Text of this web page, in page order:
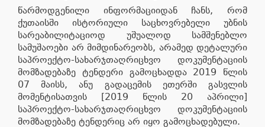
წარმოდგენილი ინფორმაციიდან ჩანს, რომ
ქუთაისში ისტორიული საცხოვრებელი უბნის
სარეაბილიტაციოდ უშუალოდ სამშენებლო
სამუშაოები არ მიმდინარეობს, არამედ დეტალური
საპროექტო-სახარჯთაღრიცხვო დოკუმენტაციის
მომზადებაზე ტენდერი გამოცხადდა 2019 წლის
07 მაისს, ანუ გადაცემის ეთერში გასვლის
მომენტისათვის [2019 წლის 20 აპრილი]
საპროექტო-სახარჯთაღრიცხვო დოკუმენტაციის
მომზადებაზე ტენდერიც არ იყო გამოცხადებული.